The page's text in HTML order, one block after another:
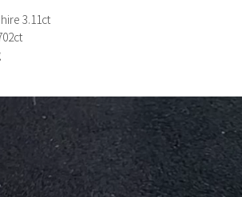
3.11ct